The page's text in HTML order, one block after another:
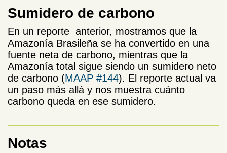
Sumidero de carbono
En un reporte anterior, mostramos que la
Amazonía Brasileña se ha convertido en una
fuente neta de carbono, mientras que la
Amazonía total sigue siendo un sumidero neto
de carbono (MAAP #144). El reporte actual va
un paso más allá y nos muestra cuánto
carbono queda en ese sumidero.
Notas